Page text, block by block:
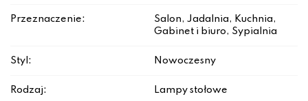
Przeznaczenie:
Salon, Jadalnia, Kuchnia,
Gabinet i biuro, Sypialnia
Styl: Nowoczesny
Rodzaj: Lampy stołowe